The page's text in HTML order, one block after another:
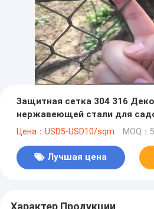
Защитная сетка 304 316
нержавеющей стали для
Цена：USD5-USD10/sqm MOQ：
Лучшая цена
Характер Продукции